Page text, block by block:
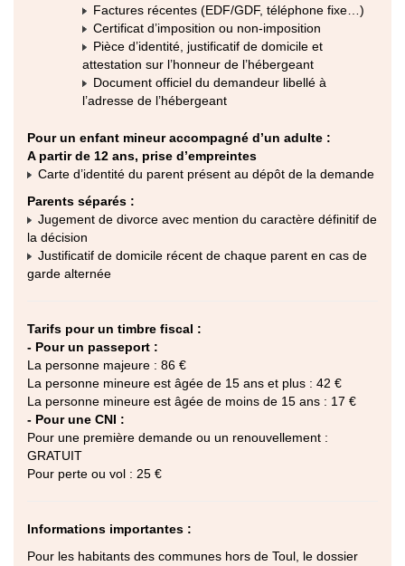
Factures récentes (EDF/GDF, téléphone fixe…)
Certificat d’imposition ou non-imposition
Pièce d’identité, justificatif de domicile et
attestation sur l’honneur de l’hébergeant
Document officiel du demandeur libellé à
l’adresse de l’hébergeant
Pour un enfant mineur accompagné d’un adulte :
A partir de 12 ans, prise d’empreintes
Carte d’identité du parent présent au dépôt de la demande
Parents séparés :
Jugement de divorce avec mention du caractère définitif de
la décision
Justificatif de domicile récent de chaque parent en cas de
garde alternée
Tarifs pour un timbre fiscal :
- Pour un passeport :
La personne majeure : 86 €
La personne mineure est âgée de 15 ans et plus : 42 €
La personne mineure est âgée de moins de 15 ans : 17 €
- Pour une CNI :
Pour une première demande ou un renouvellement :
GRATUIT
Pour perte ou vol : 25 €
Informations importantes :
Pour les habitants des communes hors de Toul, le dossier